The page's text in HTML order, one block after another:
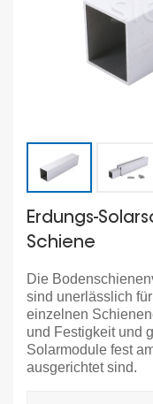
Erdungs-
Schiene
Die
sind unerlässlich
einzelnen
und Festigkeit und
Solarmodule fest
ausgerichtet sind.